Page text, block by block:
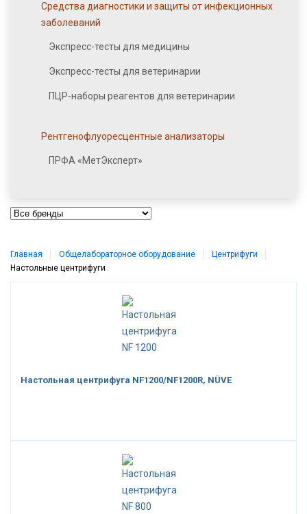
Средства диагностики и защиты от инфекционных
заболеваний
Экспресс-тесты для медицины
Экспресс-тесты для ветеринарии
ПЦР-наборы реагентов для ветеринарии
Рентгенофлуоресцентные анализаторы
ПРФА «МетЭксперт»
Главная Общелабораторное оборудование
Центрифуги
Настольные центрифуги
Настольная центрифуга NF1200/NF1200R, NÜVE